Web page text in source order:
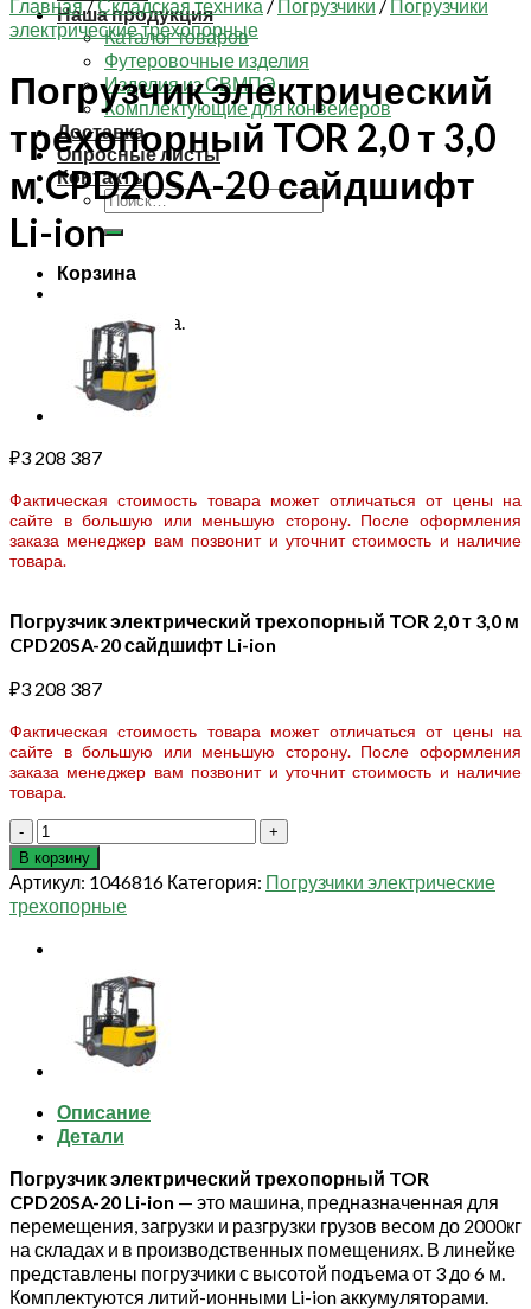
Наша продукция
Каталог товаров
Футеровочные изделия
Изделия из СВМПЭ
Комплектующие для конвейеров
Доставка
Опросные листы
Контакты
Искать:
Корзина
Корзина пуста.
Главная/Складская техника / Погрузчики / Погрузчики
электрические трехопорные
Погрузчик электрический
трехопорный TOR 2,0 т 3,0
м CPD20SA-20 сайдшифт
Li-ion
₽3 208 387
Фактическая стоимость товара может отличаться от цены на
сайте в большую или меньшую сторону. После оформления
заказа менеджер вам позвонит и уточнит стоимость и наличие
товара.
Погрузчик электрический трехопорный TOR 2,0 т 3,0 м
CPD20SA-20 сайдшифт Li-ion
₽3 208 387
Фактическая стоимость товара может отличаться от цены на
сайте в большую или меньшую сторону. После оформления
заказа менеджер вам позвонит и уточнит стоимость и наличие
товара.
Количество
товара
Погрузчик
электрический
трехопорный
TOR
CPD20SA-
сайдшифт
Li-
ion
В корзину
Артикул: 1046816 Категория: Погрузчики электрические
трехопорные
Описание
Детали
Погрузчик электрический трехопорный TOR
CPD20SA-20 Li-ion — это машина, предназначенная для
перемещения, загрузки и разгрузки грузов весом до 2000кг
на складах и в производственных помещениях. В линейке
представлены погрузчики с высотой подъема от 3 до 6 м.
Комплектуются литий-ионными Li-ion аккумуляторами.